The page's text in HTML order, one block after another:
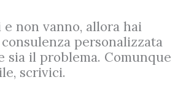
non vanno, allora hai
personalizzata
sia il problema. Comunque
scrivici.